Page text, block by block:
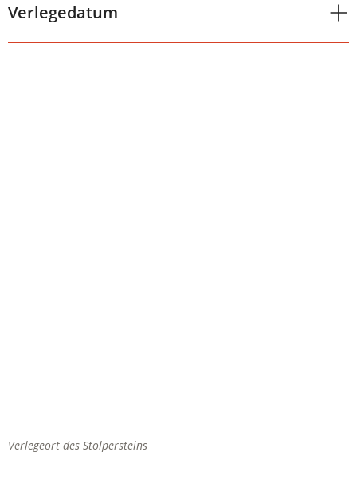
Verlegedatum
Verlegeort des Stolpersteins